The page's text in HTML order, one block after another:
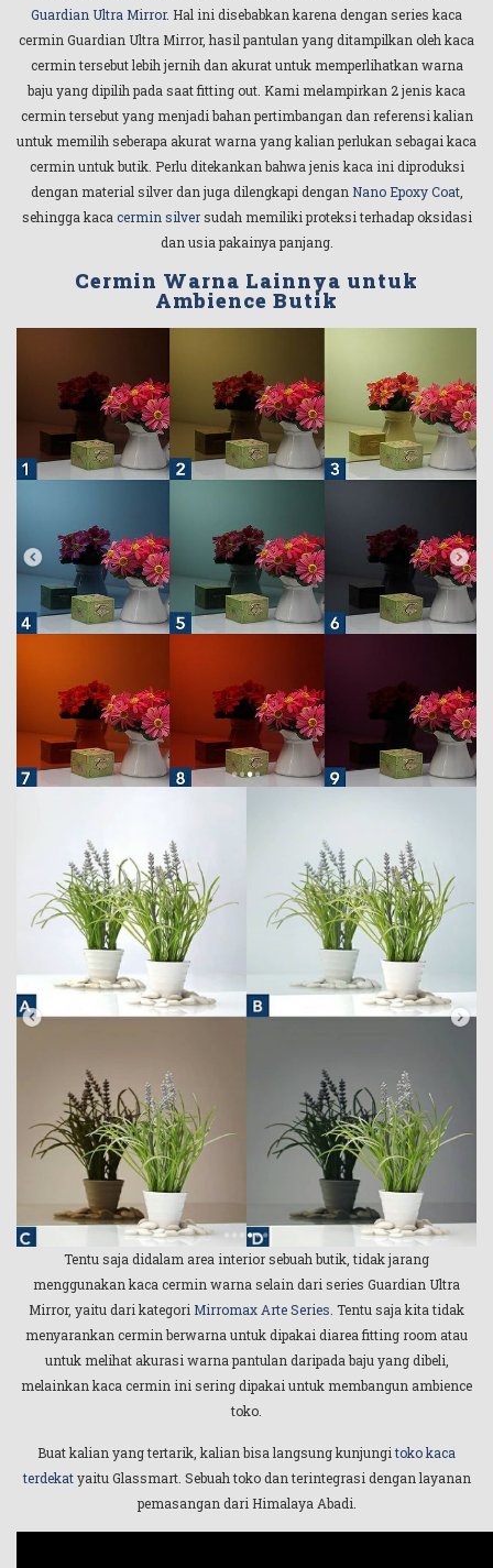
Guardian Ultra Mirror. Hal ini disebabkan karena dengan series kaca
cermin Guardian Ultra Mirror, hasil pantulan yang ditampilkan oleh kaca
cermin tersebut lebih jernih dan akurat untuk memperlihatkan warna
baju yang dipilih pada saat fitting out. Kami melampirkan 2 jenis kaca
cermin tersebut yang menjadi bahan pertimbangan dan referensi kalian
untuk memilih seberapa akurat warna yang kalian perlukan sebagai kaca
cermin untuk butik. Perlu ditekankan bahwa jenis kaca ini diproduksi
dengan material silver dan juga dilengkapi dengan Nano Epoxy Coat,
sehingga kaca cermin silversudah memiliki proteksi terhadap oksidasi
dan usia pakainya panjang.
Cermin Warna Lainnya untuk
Ambience Butik
Tentu saja didalam area interior sebuah butik, tidak jarang
menggunakan kaca cermin warna selain dari series Guardian Ultra
Mirror, yaitu dari kategori Mirromax Arte Series . Tentu saja kita tidak
menyarankan cermin berwarna untuk dipakai diarea fitting room atau
untuk melihat akurasi warna pantulan daripada baju yang dibeli,
melainkan kaca cermin ini sering dipakai untuk membangun ambience
toko.
Buat kalian yang tertarik, kalian bisa langsung kunjungitoko kaca
terdekatyaitu Glassmart. Sebuah toko dan terintegrasi dengan layanan
pemasangan dari Himalaya Abadi.